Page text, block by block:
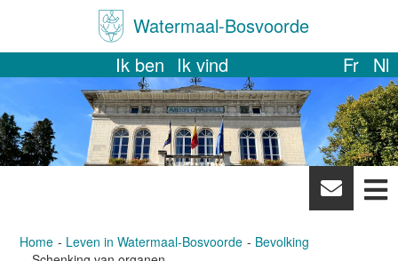
Watermaal-Bosvoorde
Ik ben Ik vind Fr Nl
News
Home Leven in Watermaal-Bosvoorde
Bevolking